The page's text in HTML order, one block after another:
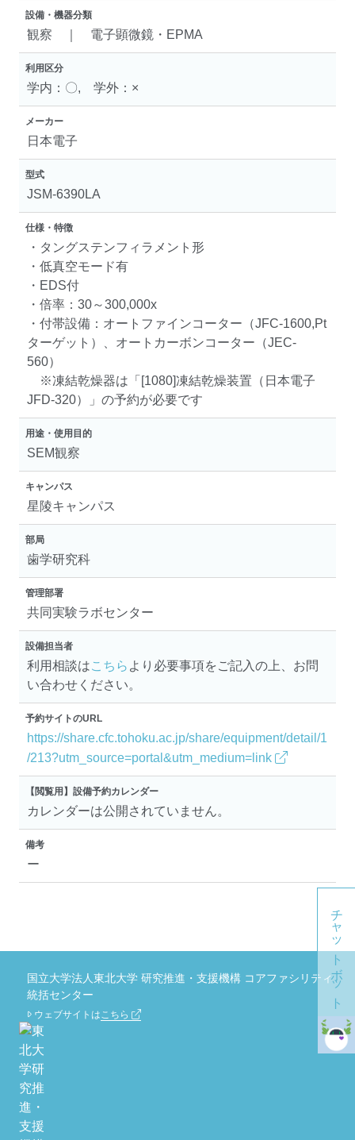
設備・機器分類
観察 ｜ 電子顕微鏡・EPMA
利用区分
学内：〇, 学外：×
メーカー
日本電子
型式
JSM-6390LA
仕様・特徴
・タングステンフィラメント形
・低真空モード有
・EDS付
・倍率：30～300,000x
・付帯設備：オートファインコーター（JFC-1600,Pt
ターゲット）、オートカーボンコーター（JEC-
560）
※凍結乾燥器は「[1080]凍結乾燥装置（日本電子
JFD-320）」の予約が必要です
用途・使用目的
SEM観察
キャンパス
星陵キャンパス
部局
歯学研究科
管理部署
共同実験ラボセンター
設備担当者
利用相談はこちら より必要事項をご記入の上、お問
い合わせください。
予約サイトのURL
https://share.cfc.tohoku.ac.jp/share/equipment/detail/1
/213?utm_source=portal&utm_medium=link
【閲覧用】設備予約カレンダー
カレンダーは公開されていません。
備考
ー
チャットボット
国立大学法人東北大学 研究推進・支援機構 コアファシリティ
統括センター
ウェブサイトはこちら